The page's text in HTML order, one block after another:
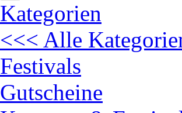
Kategorien
<<< Alle
Festivals
Gutscheine